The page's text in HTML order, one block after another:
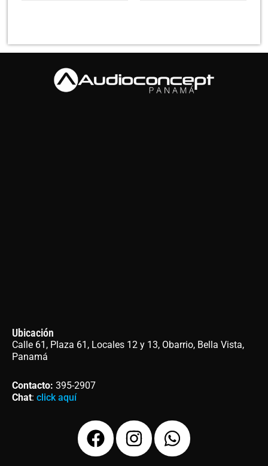
Ubicación
Calle 61, Plaza 61, Locales 12 y 13, Obarrio, Bella Vista,
Panamá
Contacto: 395-2907
Chat: click aquí
F
a
I
n
W
h